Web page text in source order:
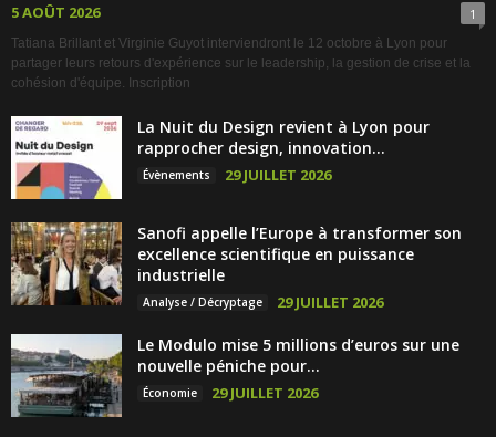
5 AOÛT 2026 1
Tatiana Brillant et Virginie Guyot interviendront le 12 octobre à Lyon pour
partager leurs retours d'expérience sur le leadership, la gestion de crise et la
cohésion d'équipe. Inscription
La Nuit du Design revient à Lyon pour
rapprocher design, innovation...
Évènements 29 JUILLET 2026
Sanofi appelle l’Europe à transformer son
excellence scientifique en puissance
industrielle
Analyse / Décryptage 29 JUILLET 2026
Le Modulo mise 5 millions d’euros sur une
nouvelle péniche pour...
Économie 29 JUILLET 2026